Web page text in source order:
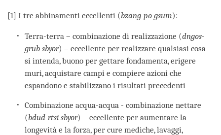
[1] I tre abbinamenti eccellenti (bzang-po gsum):
Terra-terra – combinazione di realizzazione (dngos-
grub sbyor) – eccellente per realizzare qualsiasi cosa
si intenda, buono per gettare fondamenta, erigere
muri, acquistare campi e compiere azioni che
espandono e stabilizzano i risultati precedenti
Combinazione acqua-acqua - combinazione nettare
(bdud-rtsi sbyor) – eccellente per aumentare la
longevità e la forza, per cure mediche, lavaggi,